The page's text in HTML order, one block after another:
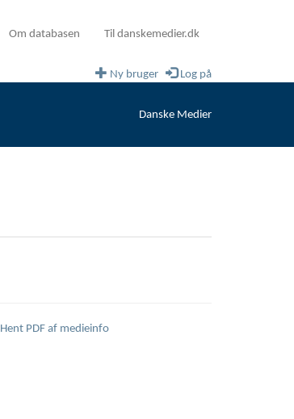
Om databasen Til danskemedier.dk
Log på
Ny bruger
Danske Medier
Hent PDF af medieinfo